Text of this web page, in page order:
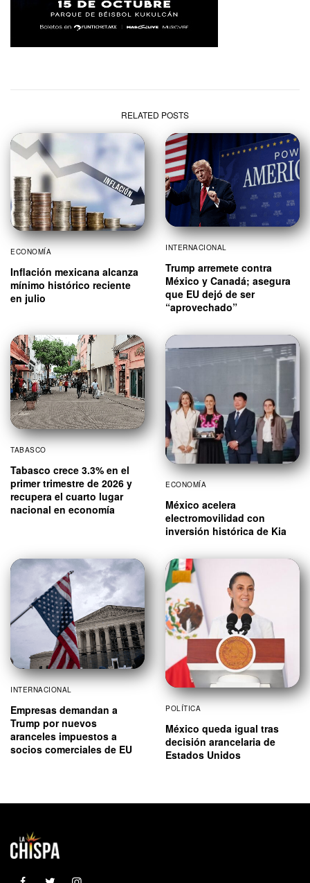
RELATED POSTS
ECONOMÍA
Inflación mexicana alcanza
mínimo histórico reciente
en julio
INTERNACIONAL
Trump arremete contra
México y Canadá; asegura
que EU dejó de ser
“aprovechado”
TABASCO
Tabasco crece 3.3% en el
primer trimestre de 2026 y
recupera el cuarto lugar
nacional en economía
ECONOMÍA
México acelera
electromovilidad con
inversión histórica de Kia
INTERNACIONAL
Empresas demandan a
Trump por nuevos
aranceles impuestos a
socios comerciales de EU
POLÍTICA
México queda igual tras
decisión arancelaria de
Estados Unidos